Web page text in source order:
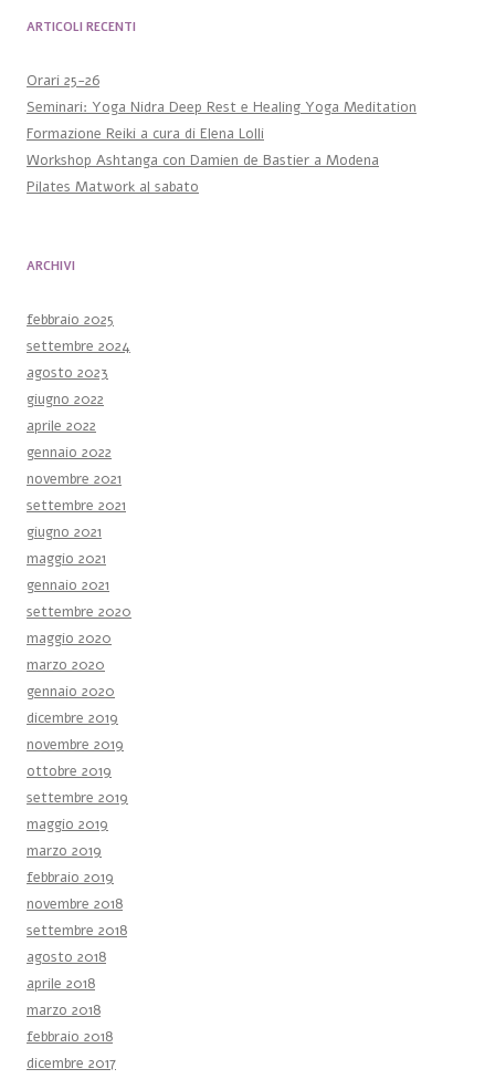
ARTICOLI RECENTI
Orari 25-26
Seminari: Yoga Nidra Deep Rest e Healing Yoga Meditation
Formazione Reiki a cura di Elena Lolli
Workshop Ashtanga con Damien de Bastier a Modena
Pilates Matwork al sabato
ARCHIVI
febbraio 2025
settembre 2024
agosto 2023
giugno 2022
aprile 2022
gennaio 2022
novembre 2021
settembre 2021
giugno 2021
maggio 2021
gennaio 2021
settembre 2020
maggio 2020
marzo 2020
gennaio 2020
dicembre 2019
novembre 2019
ottobre 2019
settembre 2019
maggio 2019
marzo 2019
febbraio 2019
novembre 2018
settembre 2018
agosto 2018
aprile 2018
marzo 2018
febbraio 2018
dicembre 2017